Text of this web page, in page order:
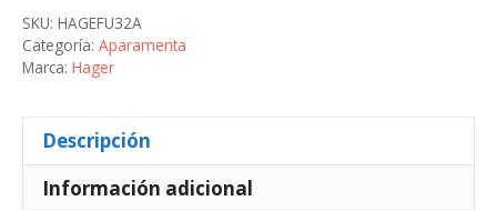
SKU: HAGEFU32A
Categoría: Aparamenta
Marca: Hager
Descripción
Información adicional